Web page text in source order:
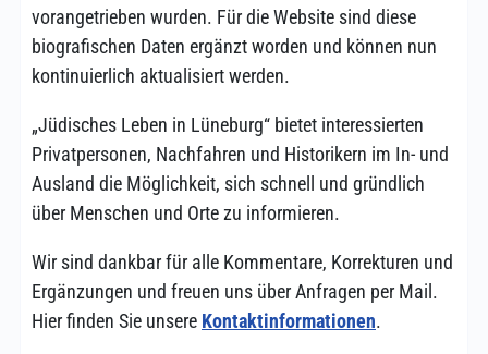
vorangetrieben wurden. Für die Website sind diese
biografischen Daten ergänzt worden und können nun
kontinuierlich aktualisiert werden.
„Jüdisches Leben in Lüneburg“ bietet interessierten
Privatpersonen, Nachfahren und Historikern im In- und
Ausland die Möglichkeit, sich schnell und gründlich
über Menschen und Orte zu informieren.
Wir sind dankbar für alle Kommentare, Korrekturen und
Ergänzungen und freuen uns über Anfragen per Mail.
Hier finden Sie unsere Kontaktinformationen.